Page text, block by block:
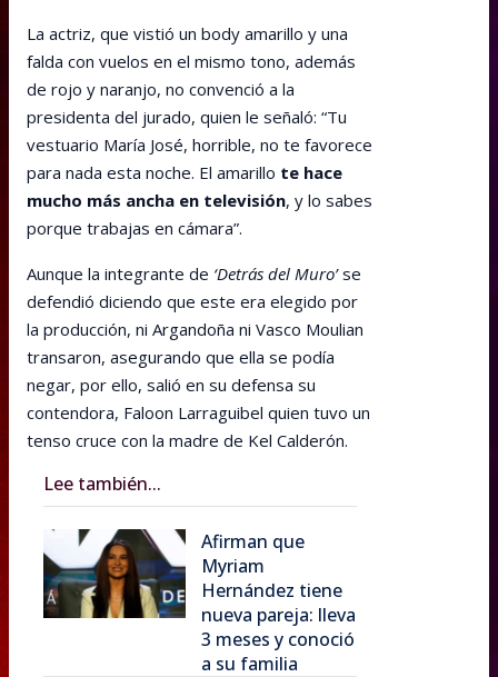
La actriz, que vistió un body amarillo y una
falda con vuelos en el mismo tono, además
de rojo y naranjo, no convenció a la
presidenta del jurado, quien le señaló: “Tu
vestuario María José, horrible, no te favorece
para nada esta noche. El amarillo te hace
mucho más ancha en televisión, y lo sabes
porque trabajas en cámara”.
Aunque la integrante de ‘Detrás del Muro’se
defendió diciendo que este era elegido por
la producción, ni Argandoña ni Vasco Moulian
transaron, asegurando que ella se podía
negar, por ello, salió en su defensa su
contendora, Faloon Larraguibel quien tuvo un
tenso cruce con la madre de Kel Calderón.
Lee también...
Afirman que
Myriam
Hernández tiene
nueva pareja: lleva
3 meses y conoció
a su familia